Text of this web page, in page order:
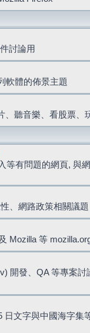
討論用
軟體的佈景主題
、聽音樂、看股票、
等有問題的網頁, 與
、網路政策相關議題
Mozilla 等
開發、QA 等專案討
日文字與中國海字集